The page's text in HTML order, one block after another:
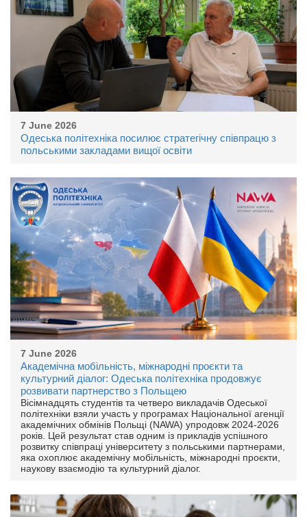
7 June 2026
Одеська політехніка посилює стратегічну співпрацю з
польськими закладами вищої освіти
7 June 2026
Академічна мобільність, міжнародні проєкти та
культурний діалог: Одеська політехніка продовжує
розвивати партнерство з Польщею
Вісімнадцять студентів та четверо викладачів Одеської
політехніки взяли участь у програмах Національної агенції
академічних обмінів Польщі (NAWA) упродовж 2024-2026
років. Цей результат став одним із прикладів успішного
розвитку співпраці університету з польськими партнерами,
яка охоплює академічну мобільність, міжнародні проєкти,
наукову взаємодію та культурний діалог.